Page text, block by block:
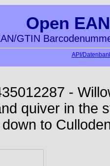
Open
GTIN
API/
-
quiver in the
to